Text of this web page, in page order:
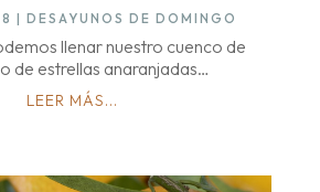
|DESAYUNOS DE DOMINGO
llenar nuestro cuenco de
de estrellas anaranjadas…
LEER MÁS...